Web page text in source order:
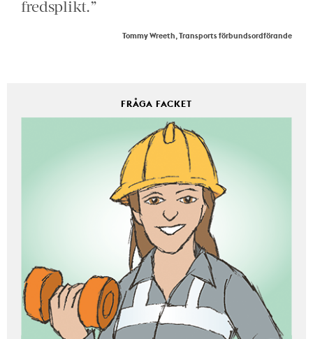
fredsplikt.”
Tommy Wreeth, Transports förbundsordförande
FRÅGA FACKET